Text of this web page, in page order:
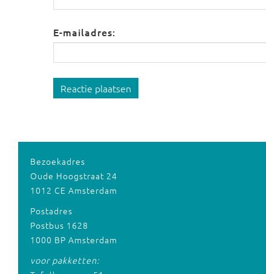
E-mailadres:
Reactie plaatsen
Bezoekadres
Oude Hoogstraat 24
1012 CE Amsterdam
Postadres
Postbus 1628
1000 BP Amsterdam
voor pakketten: